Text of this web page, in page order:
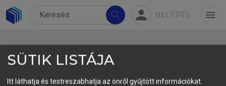
search person BELÉPÉS menu
SÜTIK LISTÁJA
Itt láthatja és testreszabhatja az önről gyűjtött információkat.